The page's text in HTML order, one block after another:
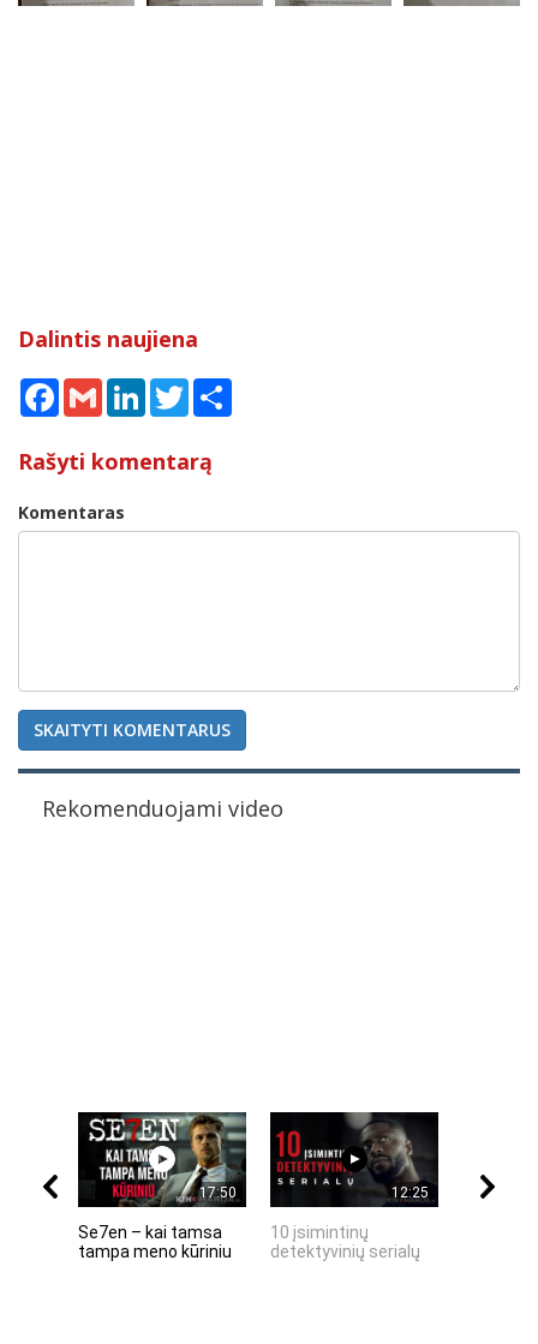
Dalintis naujiena
Facebook
Gmail LinkedInTwitter
Rašyti komentarą
Komentaras
SKAITYTI KOMENTARUS
Rekomenduojami video
17:50
Se7en – kai tamsa
tampa meno kūriniu
12:25
10 įsimintinų
detektyvinių serialų